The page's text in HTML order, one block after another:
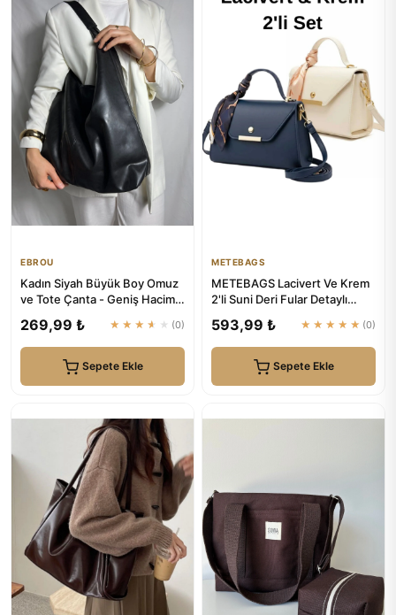
EBROU
Kadın Siyah Büyük Boy Omuz
ve Tote Çanta - Geniş Hacim |
269,99 ₺ ★★★★★ (0)
Sepete Ekle
METEBAGS
METEBAGS Lacivert Ve Krem
2'li Suni Deri Fular Detaylı
593,99 ₺ ★★★★★ (0)
Sepete Ekle